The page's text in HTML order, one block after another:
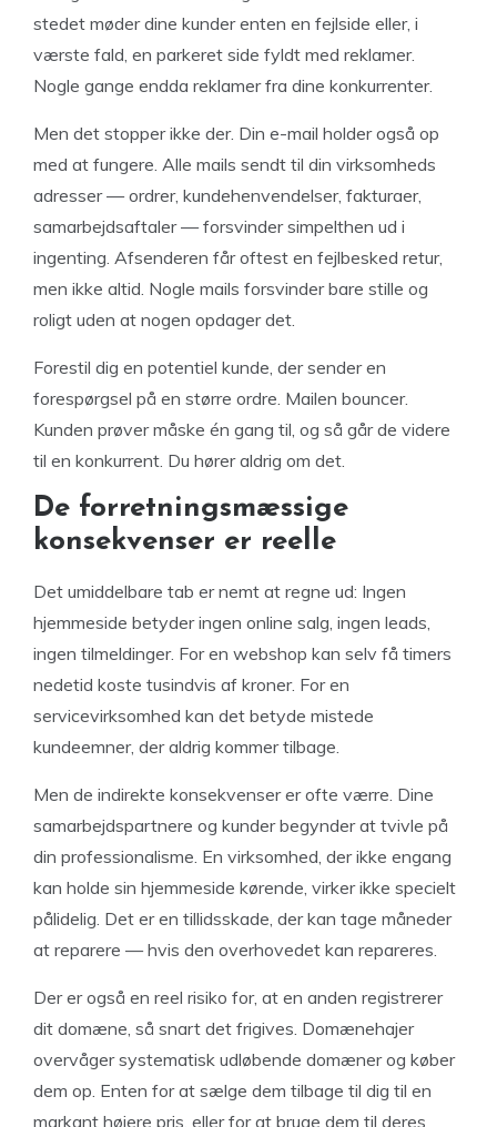
stedet møder dine kunder enten en fejlside eller, i
værste fald, en parkeret side fyldt med reklamer.
Nogle gange endda reklamer fra dine konkurrenter.
Men det stopper ikke der. Din e-mail holder også op
med at fungere. Alle mails sendt til din virksomheds
adresser — ordrer, kundehenvendelser, fakturaer,
samarbejdsaftaler — forsvinder simpelthen ud i
ingenting. Afsenderen får oftest en fejlbesked retur,
men ikke altid. Nogle mails forsvinder bare stille og
roligt uden at nogen opdager det.
Forestil dig en potentiel kunde, der sender en
forespørgsel på en større ordre. Mailen bouncer.
Kunden prøver måske én gang til, og så går de videre
til en konkurrent. Du hører aldrig om det.
De forretningsmæssige
konsekvenser er reelle
Det umiddelbare tab er nemt at regne ud: Ingen
hjemmeside betyder ingen online salg, ingen leads,
ingen tilmeldinger. For en webshop kan selv få timers
nedetid koste tusindvis af kroner. For en
servicevirksomhed kan det betyde mistede
kundeemner, der aldrig kommer tilbage.
Men de indirekte konsekvenser er ofte værre. Dine
samarbejdspartnere og kunder begynder at tvivle på
din professionalisme. En virksomhed, der ikke engang
kan holde sin hjemmeside kørende, virker ikke specielt
pålidelig. Det er en tillidsskade, der kan tage måneder
at reparere — hvis den overhovedet kan repareres.
Der er også en reel risiko for, at en anden registrerer
dit domæne, så snart det frigives. Domænehajer
overvåger systematisk udløbende domæner og køber
dem op. Enten for at sælge dem tilbage til dig til en
markant højere pris, eller for at bruge dem til deres